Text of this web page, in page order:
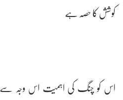
کوشش کا حصہ ہے
اس کو چنگ کی اہمیت اس وجہ سے